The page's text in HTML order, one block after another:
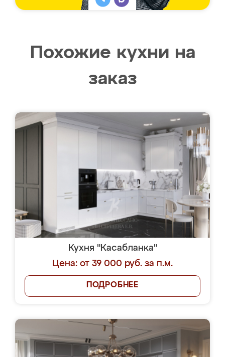
Похожие кухни на
заказ
Кухня "Касабланка"
Цена: от 39 000 руб. за п.м.
ПОДРОБНЕЕ